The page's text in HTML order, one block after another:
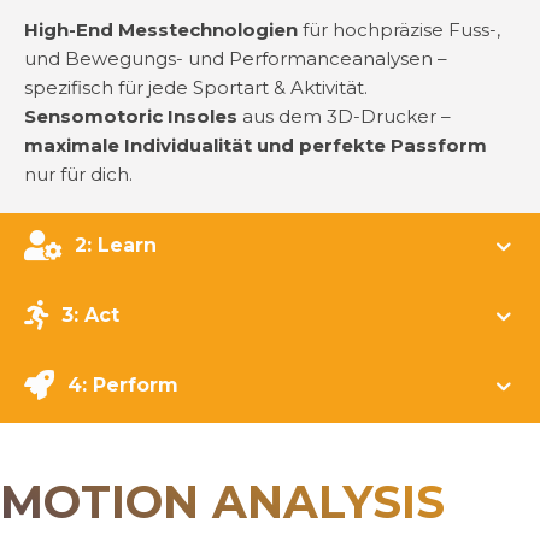
High-End Messtechnologien für hochpräzise Fuss-,
und Bewegungs- und Performanceanalysen –
spezifisch für jede Sportart & Aktivität.
Sensomotoric Insoles aus dem 3D-Drucker –
maximale Individualität und perfekte Passform
nur für dich.
2: Learn
3: Act
4: Perform
MOTION ANALYSIS